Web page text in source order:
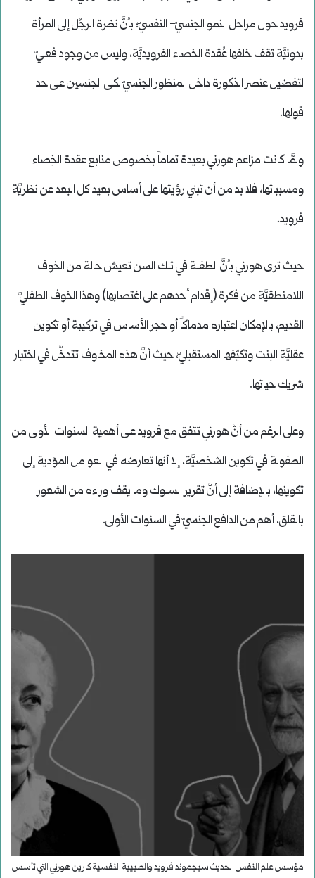
فرويد حول مراحل النمو الجنسيّ- النفسيّ: بأنَّ نظرة الرجُل إلى المرأة
بدونيَّة تقف خلفها عُقدة الخصاء الفرويديَّة، وليس من وجود فعليّ
لتفضيل عنصر الذكورة داخل المنظور الجنسيّ لكلى الجنسين على حد
قولها.
ولمَّا كانت مزاعم هورني بعيدة تماماً بخصوص منابع عقدة الخِصاء
ومسبباتها، فلا بد من أن تبني رؤيتها على أساس بعيد كل البعد عن نظريَّة
فرويد.
حيث ترى هورني بأنَّ الطفلة في تلك السن تعيش حالة من الخوف
اللامنطقيَّة من فكرة (إقدام أحدهم على اغتصابها) وهذا الخوف الطفليَّ
القديم، بالإمكان اعتباره مدماكاً أو حجر الأساس في تركيبة أو تكوين
عقليَّة البنت وتكيّفها المستقبليّ، حيث أنَّ هذه المخاوف تتدخَّل في اختيار
شريك حياتها.
وعلى الرغم من أنَّ هورني تتفق مع فرويد على أهمية السنوات الأولى من
الطفولة في تكوين الشخصيَّة، إلا أنها تعارضه في العوامل المؤدية إلى
تكوينها، بالإضافة إلى أنَّ تقرير السلوك وما يقف وراءه من الشعور
بالقلق، أهم من الدافع الجنسيّ في السنوات الأولى.
مؤسس علم النفس الحديث سيجموند فرويد والطبيبة النفسية كارين هورني التي تأسس